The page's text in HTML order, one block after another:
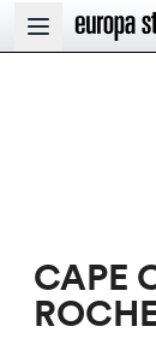
Open main
CAPE